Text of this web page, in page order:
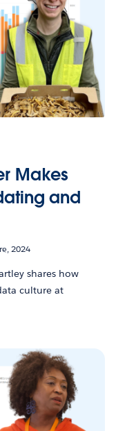
Makes
and
2024
shares how
culture at